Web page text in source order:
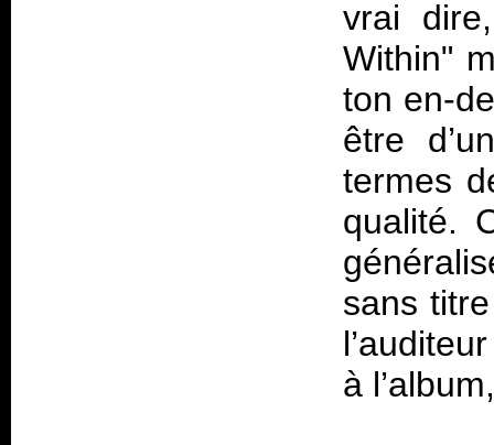
vrai
Within"
ton en-
être
termes
qualité.
sans
à